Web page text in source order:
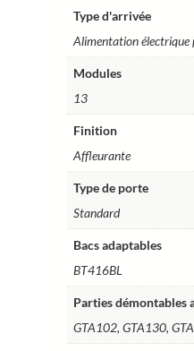
Type d'arrivée
Alimentation électrique
Modules
13
Finition
Affleurante
Type de porte
Standard
Bacs adaptables
BT416BL
Parties démontables
GTA102, GTA130,